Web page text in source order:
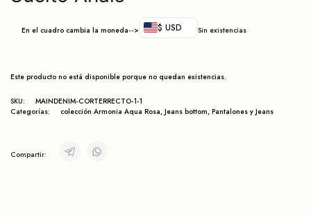
En el cuadro cambia la moneda--> $ USD Sin existencias
Este producto no está disponible porque no quedan existencias.
SKU:
MAINDENIM-CORTERRECTO-1-1
Categorías:
colección Armonia Aqua Rosa, Jeans bottom, Pantalones y Jeans
Compartir: